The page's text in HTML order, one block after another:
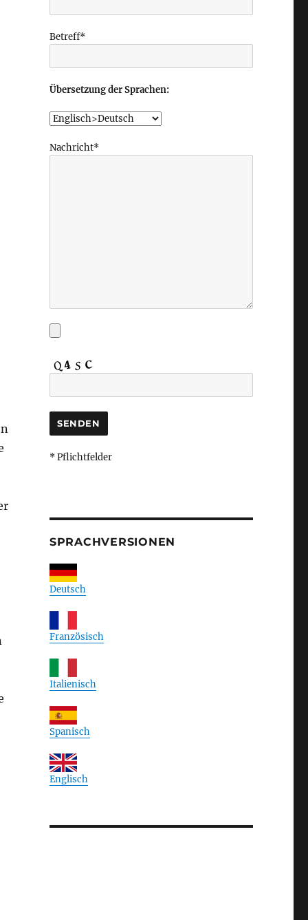
Betreff*
Übersetzung der Sprachen:
Nachricht*
* Pflichtfelder
SPRACHVERSIONEN
Deutsch
Französisch
Italienisch
Spanisch
Englisch